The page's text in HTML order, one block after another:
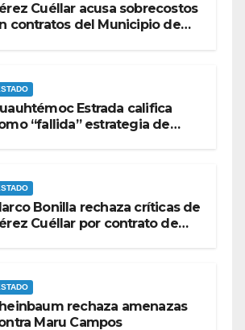
Cuéllar acusa sobrecostos
contratos del Municipio de
Estrada califica
“fallida” estrategia de
Bonilla rechaza críticas de
Cuéllar por contrato de
rechaza amenazas
Maru Campos